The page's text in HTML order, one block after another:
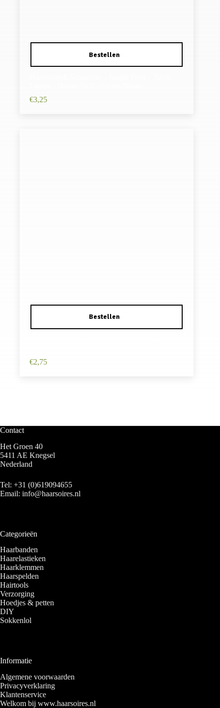
€3,25
€2,75
Contact
Het Groen 40
5411 AE Knegsel
Nederland
Tel: +31 (0)619094655
Email: info@haarsoires.nl
Categorieën
Haarbanden
Haarelastieken
Haarklemmen
Haarspelden
Hairtools
Verzorging
Hoedjes & petten
DIY
Sokkenlol
Informatie
Algemene voorwaarden
Privacyverklaring
Klantenservice
Welkom bij www.haarsoires.nl